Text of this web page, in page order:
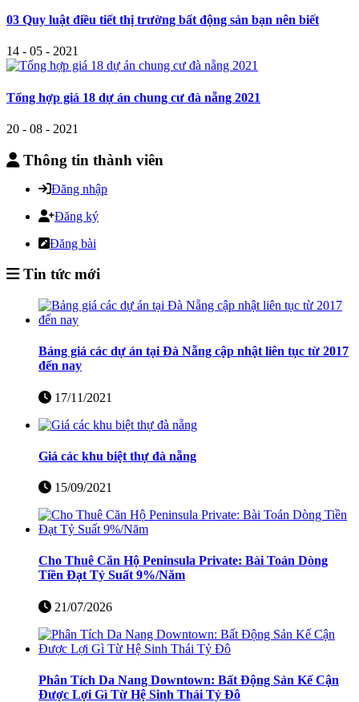
03 Quy luật điều tiết thị trường bất động sản bạn nên biết
14 - 05 - 2021
Tổng hợp giá 18 dự án chung cư đà nẵng 2021
20 - 08 - 2021
Thông tin thành viên
Đăng nhập
Đăng ký
Đăng bài
Tin tức mới
Bảng giá các dự án tại Đà Nẵng cập nhật liên tục từ 2017
đến nay
17/11/2021
Giá các khu biệt thự đà nẵng
15/09/2021
Cho Thuê Căn Hộ Peninsula Private: Bài Toán Dòng
Tiền Đạt Tỷ Suất 9%/Năm
21/07/2026
Phân Tích Da Nang Downtown: Bất Động Sản Kế Cận
Được Lợi Gì Từ Hệ Sinh Thái Tỷ Đô